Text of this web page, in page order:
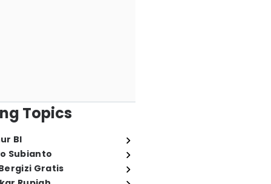
Topics
BI
Subianto
Gratis